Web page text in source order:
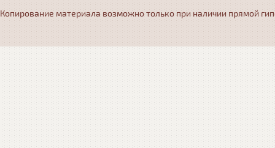
Копирование материала возможно только при наличии прямой